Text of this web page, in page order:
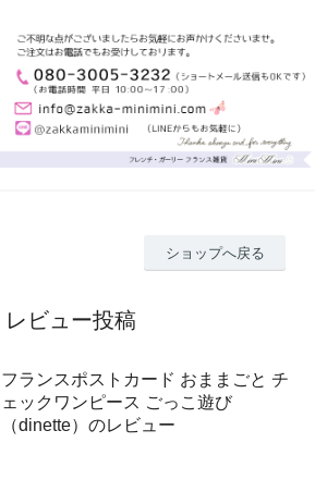
ショップへ戻る
レビュー投稿
フランスポストカード おままごと チ
ェックワンピース ごっこ遊び
（dinette）のレビュー